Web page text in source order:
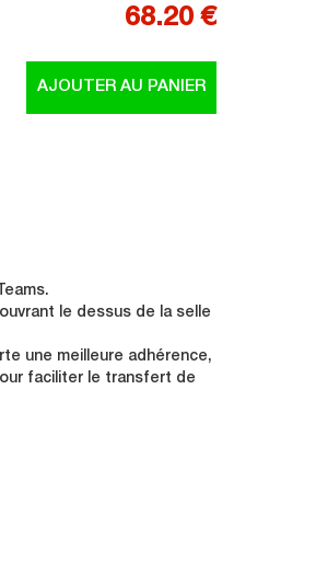
68.20 €
le dessus de la selle
une meilleure adhérence,
faciliter le transfert de